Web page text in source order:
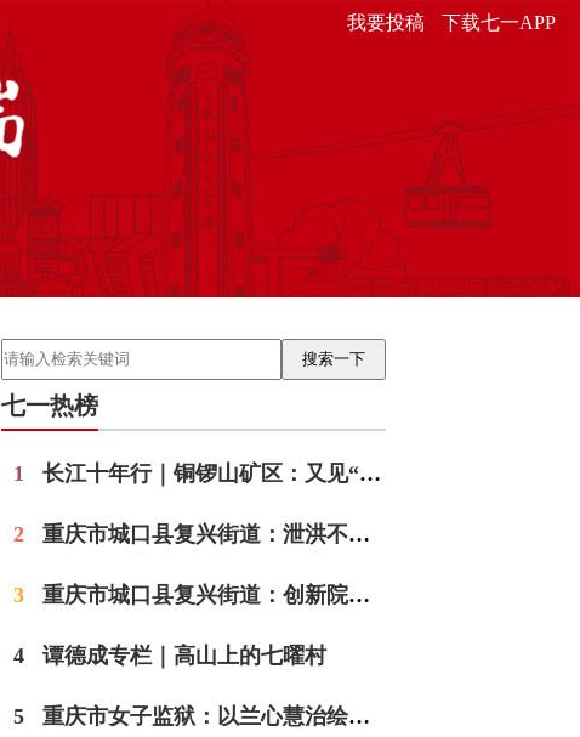
我要投稿 下载七一APP
七一热榜
1 长江十年行｜铜锣山矿区：又见“靠山吃山”
2 重庆市城口县复兴街道：泄洪不泄责 数智护民安
3 重庆市城口县复兴街道：创新院落“微自治”模式 绘就基层善治新画卷
4 谭德成专栏｜高山上的七曜村
5 重庆市女子监狱：以兰心慧治绘就党建引领新图景